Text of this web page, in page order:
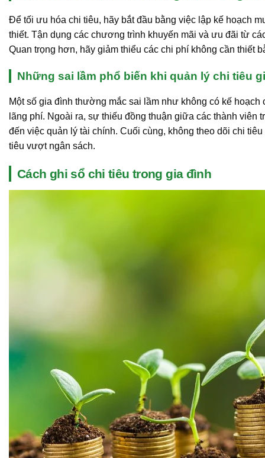
Để tối ưu hóa chi tiêu, hãy bắt đầu bằng việc lập kế hoạch
thiết. Tận dụng các chương trình khuyến mãi và ưu đãi từ
Quan trọng hơn, hãy giảm thiểu các chi phí không cần thiết
Những sai lầm phổ biến khi quản lý chi tiêu
Một số gia đình thường mắc sai lầm như không có kế
lãng phí. Ngoài ra, sự thiếu đồng thuận giữa các thành viên
đến việc quản lý tài chính. Cuối cùng, không theo dõi chi
tiêu vượt ngân sách.
Cách ghi sổ chi tiêu trong gia đình